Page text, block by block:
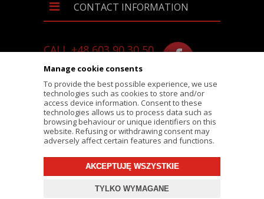
Manage cookie consents
To provide the best possible experience, we use
technologies such as cookies to store and/or
access device information. Consent to these
technologies allows us to process data such as
browsing behaviour or unique identifiers on this
website. Refusing or withdrawing consent may
adversely affect certain features and functions.
AKCEPTUJĘ WSZYSTKIE
TYLKO WYMAGANE
CONTACT INFORMATION
CALL +48 603 90 30 50
SKLEP@RALLY-TECH.PL
WHATSAPP LINK
RALLY-TECH.PL
LIPNICKA 62/1A STREET
43-300 BIELSKO-BIAŁA
© 2026 RALLY-TECH.PL